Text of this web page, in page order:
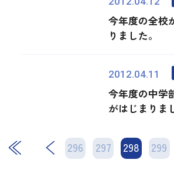
今年度の全校
りました。
2012.04.11
今年度の中学
がはじまりま
296 297 298 299
次